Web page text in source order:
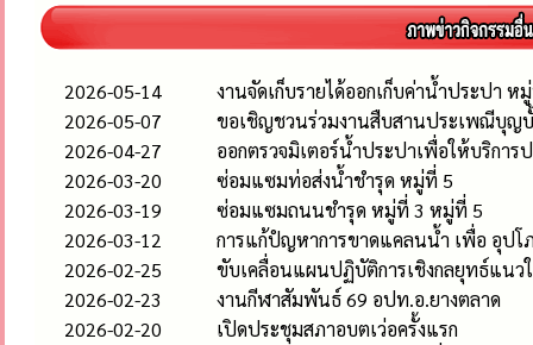
2026-05-14
งานจัดเก็บรายได้ออกเก็บค่าน้ำประปา
2026-05-07
ขอเชิญชวนร่วมงานสืบสานประเพณีบุญ
2026-04-27
ออกตรวจมิเตอร์น้ำประปาเพื่อให้บริการ
2026-03-20
ซ่อมแซมท่อส่งน้ำชำรุด หมู่ที่ 5
2026-03-19
ซ่อมแซมถนนชำรุด หมู่ที่ 3 หมู่ที่ 5
2026-03-12
การแก้ปํญหาการขาดแคลนน้ำ เพื่อ อุปโ
2026-02-25
ขับเคลื่อนแผนปฏิบัติการเชิงกลยุทธ์แนวใ
2026-02-23
งานกีฬาสัมพันธ์ 69 อปท.อ.ยางตลาด
2026-02-20
เปิดประชุมสภาอบตเว่อครั้งแรก